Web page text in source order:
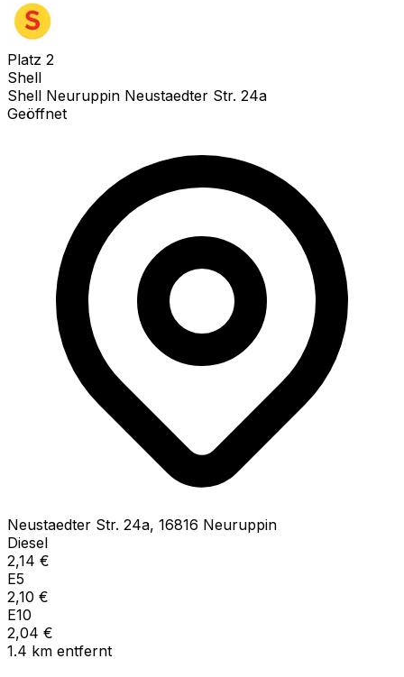
Platz 2
Shell
Shell Neuruppin Neustaedter Str. 24a
Geöffnet
Neustaedter Str. 24a, 16816 Neuruppin
Diesel
2,14 €
E5
2,10 €
E10
2,04 €
1.4 km entfernt